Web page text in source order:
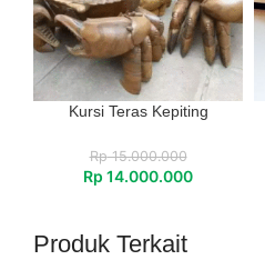
Kursi Teras Kepiting
Rp15.000.000
Rp 14.000.000
Produk Terkait